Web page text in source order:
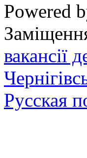
Powered
вакансії
Русская